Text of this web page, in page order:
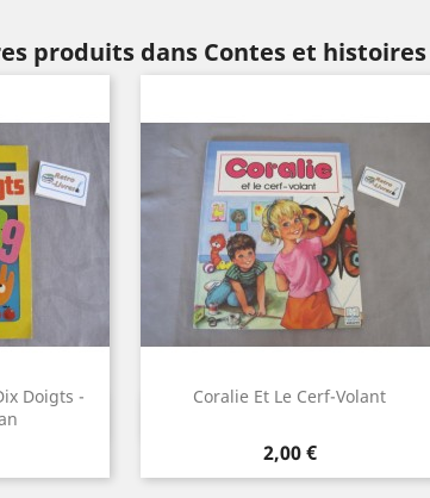
produits dans Contes et histoires
Doigts -
Coralie Et Le Cerf-Volant
Prix
2,00 €